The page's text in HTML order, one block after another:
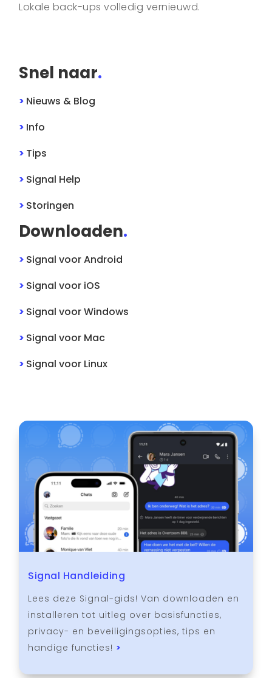
Lokale back-ups volledig vernieuwd.
Snel naar.
> Nieuws & Blog
> Info
> Tips
> Signal Help
> Storingen
Downloaden.
> SignalvoorAndroid
> Signalvoor iOS
> SignalvoorWindows
> Signalvoor Mac
> Signalvoor Linux
Signal Handleiding
Lees deze Signal-gids! Van downloaden en
installeren tot uitleg over basisfuncties,
privacy- en beveiligingsopties, tips en
handige functies! >